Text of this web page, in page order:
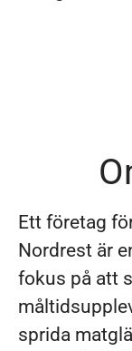
Ett företag
Nordrest är
fokus på att
sprida